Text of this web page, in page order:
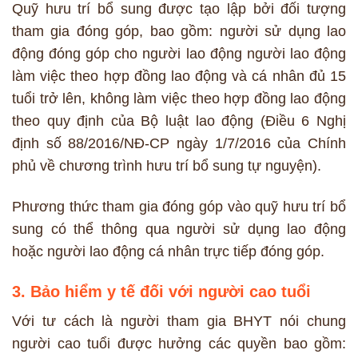
Quỹ hưu trí bổ sung được tạo lập bởi đối tượng
tham gia đóng góp, bao gồm: người sử dụng lao
động đóng góp cho người lao động người lao động
làm việc theo hợp đồng lao động và cá nhân đủ 15
tuổi trở lên, không làm việc theo hợp đồng lao động
theo quy định của Bộ luật lao động (Điều 6 Nghị
định số 88/2016/NĐ-CP ngày 1/7/2016 của Chính
phủ về chương trình hưu trí bổ sung tự nguyện).
Phương thức tham gia đóng góp vào quỹ hưu trí bổ
sung có thể thông qua người sử dụng lao động
hoặc người lao động cá nhân trực tiếp đóng góp.
3. Bảo hiểm y tế đối với người cao tuổi
Với tư cách là người tham gia BHYT nói chung
người cao tuổi được hưởng các quyền bao gồm: